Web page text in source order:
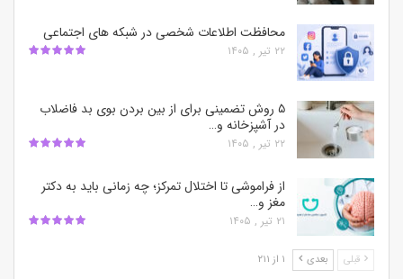
محافظت اطلاعات شخصی در شبکه‌ های اجتماعی
۲۲ تیر , ۱۴۰۵
۵ روش تضمینی برای از بین بردن بوی بد فاضلاب
در آشپزخانه و…
۲۲ تیر , ۱۴۰۵
از فراموشی تا اختلال تمرکز؛ چه زمانی باید به دکتر
مغز و…
۲۱ تیر , ۱۴۰۵
قبلی بعدی ۱ از ۲۱۱